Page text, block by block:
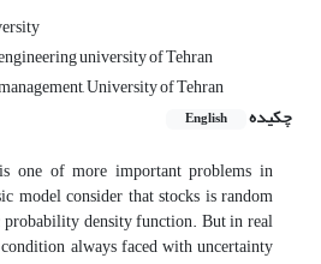
university of Tehran
University of Tehran
چکیده
English
one of more important problems in
model consider that stocks is random
density function. But in real
always faced with uncertainty